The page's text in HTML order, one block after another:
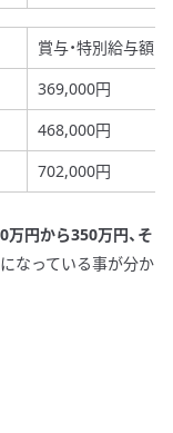
賞与・特別給与額
369,000円
468,000円
702,000円
円から350万円、そ
なっている事が分か